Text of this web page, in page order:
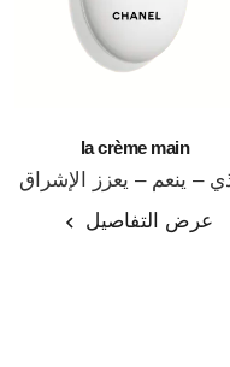
la crème main
– ينعم – يعزز الإشراق
عرض التفاصيل